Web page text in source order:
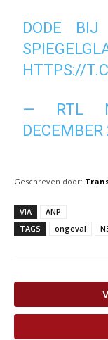
DODE BIJ
HTTPS://
— RTL
Geschreven door:
VIA
ANP
TAGS
ongeval